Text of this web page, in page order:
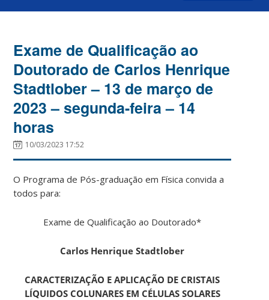
Exame de Qualificação ao
Doutorado de Carlos Henrique
Stadtlober – 13 de março de
2023 – segunda-feira – 14
horas
10/03/2023 17:52
O Programa de Pós-graduação em Física convida a
todos para:
Exame de Qualificação ao Doutorado*
Carlos Henrique Stadtlober
CARACTERIZAÇÃO E APLICAÇÃO DE CRISTAIS
LÍQUIDOS COLUNARES EM CÉLULAS SOLARES